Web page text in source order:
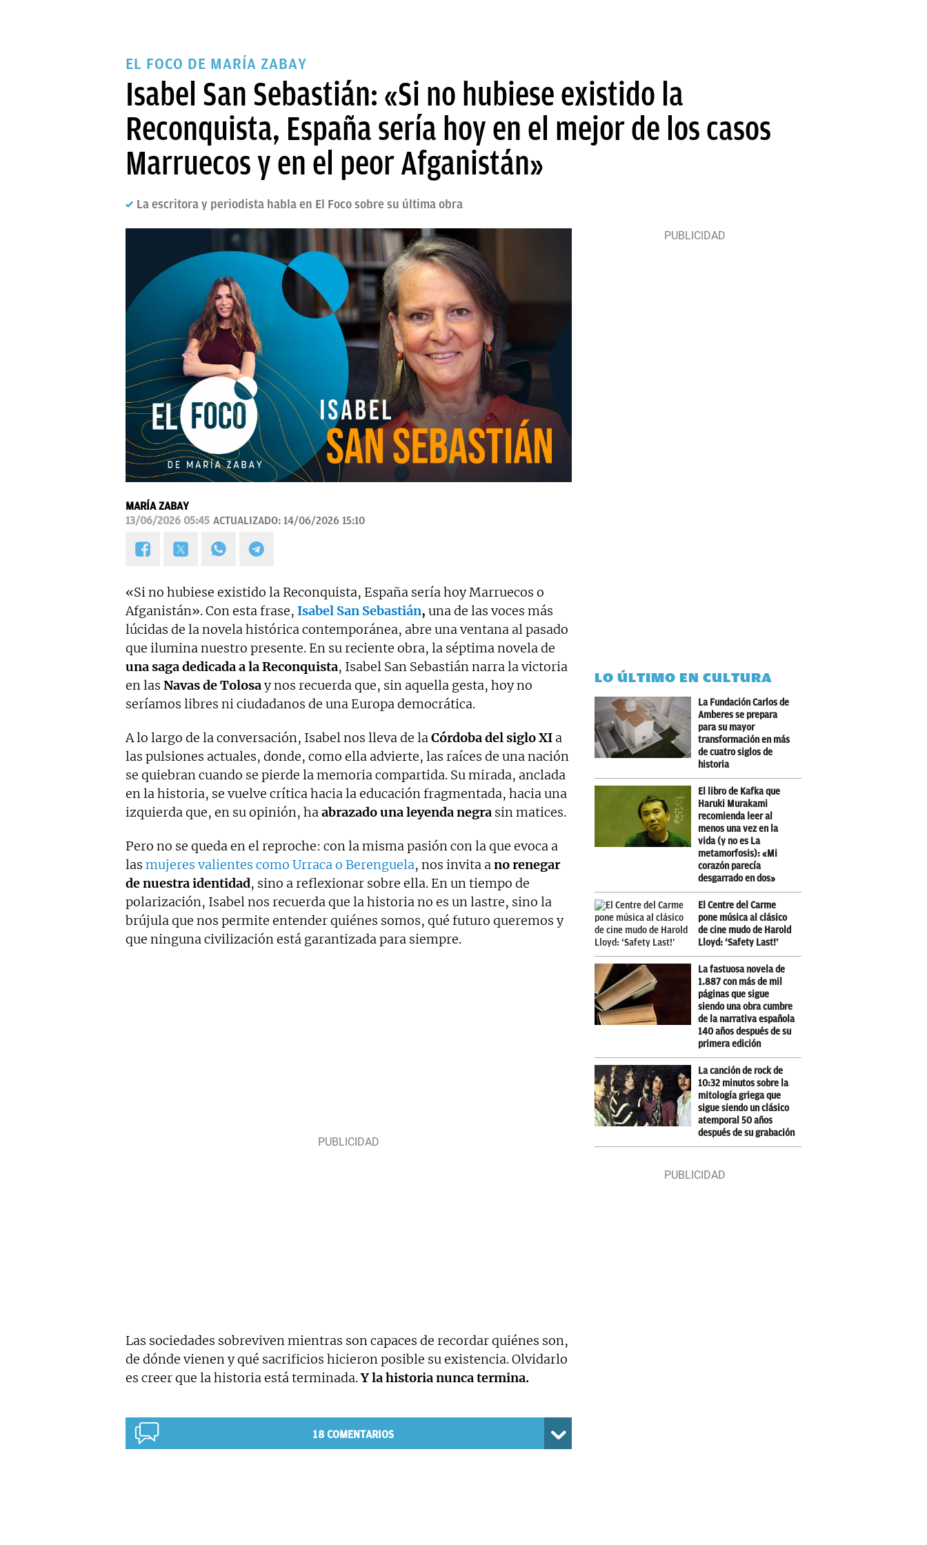
EL FOCO DE MARÍA ZABAY
Isabel San Sebastián: «Si no hubiese existido la
Reconquista, España sería hoy en el mejor de los casos
Marruecos y en el peor Afganistán»
La escritora y periodista habla en El Foco sobre su última obra
MARÍA ZABAY
13/06/2026 05:45 ACTUALIZADO: 14/06/2026 15:10
«Si no hubiese existido la Reconquista, España sería hoy Marruecos o
Afganistán». Con esta frase, Isabel San Sebastián, una de las voces más
lúcidas de la novela histórica contemporánea, abre una ventana al pasado
que ilumina nuestro presente. En su reciente obra, la séptima novela de
una saga dedicada a la Reconquista, Isabel San Sebastián narra la victoria
en las Navas de Tolosay nos recuerda que, sin aquella gesta, hoy no
seríamos libres ni ciudadanos de una Europa democrática.
A lo largo de la conversación, Isabel nos lleva de la Córdoba del siglo XI a
las pulsiones actuales, donde, como ella advierte, las raíces de una nación
se quiebran cuando se pierde la memoria compartida. Su mirada, anclada
en la historia, se vuelve crítica hacia la educación fragmentada, hacia una
izquierda que, en su opinión, ha abrazado una leyenda negra sin matices.
Pero no se queda en el reproche: con la misma pasión con la que evoca a
las mujeres valientes como Urraca o Berenguela, nos invita a no renegar
de nuestra identidad, sino a reflexionar sobre ella. En un tiempo de
polarización, Isabel nos recuerda que la historia no es un lastre, sino la
brújula que nos permite entender quiénes somos, qué futuro queremos y
que ninguna civilización está garantizada para siempre.
Las sociedades sobreviven mientras son capaces de recordar quiénes son,
de dónde vienen y qué sacrificios hicieron posible su existencia. Olvidarlo
es creer que la historia está terminada.Y la historia nunca termina.
18COMENTARIOS
LO ÚLTIMO EN CULTURA
La Fundación Carlos de
Amberes se prepara
para su mayor
transformación en más
de cuatro siglos de
historia
El libro de Kafka que
Haruki Murakami
recomienda leer al
menos una vez en la
vida (y no es La
metamorfosis): «Mi
corazón parecía
desgarrado en dos»
El Centre del Carme
pone música al clásico
de cine mudo de Harold
Lloyd: ‘Safety Last!’
La fastuosa novela de
1.887 con más de mil
páginas que sigue
siendo una obra cumbre
de la narrativa española
140 años después de su
primera edición
La canción de rock de
10:32 minutos sobre la
mitología griega que
sigue siendo un clásico
atemporal 50 años
después de su grabación